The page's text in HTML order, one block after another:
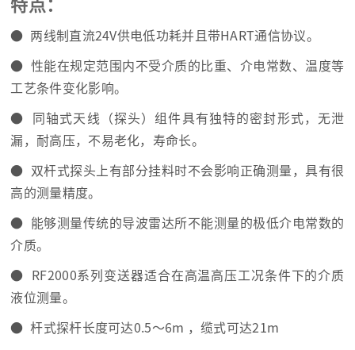
特点：
● 两线制直流24V供电低功耗并且带HART通信协议。
● 性能在规定范围内不受介质的比重、介电常数、温度等
工艺条件变化影响。
● 同轴式天线（探头）组件具有独特的密封形式，无泄
漏，耐高压，不易老化，寿命长。
● 双杆式探头上有部分挂料时不会影响正确测量，具有很
高的测量精度。
● 能够测量传统的导波雷达所不能测量的极低介电常数的
介质。
● RF2000系列变送器适合在高温高压工况条件下的介质
液位测量。
● 杆式探杆长度可达0.5～6m ，缆式可达21m